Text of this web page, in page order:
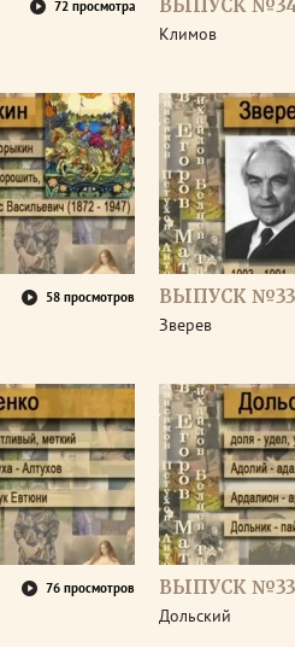
72 просмотра ВЫПУСК
Климов
58 просмотров ВЫПУСК
Зверев
76 просмотров ВЫПУСК
Дольский